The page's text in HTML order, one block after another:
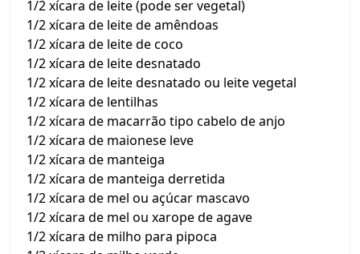
1/2 xícara de leite (pode ser vegetal)
1/2 xícara de leite de amêndoas
1/2 xícara de leite de coco
1/2 xícara de leite desnatado
1/2 xícara de leite desnatado ou leite vegetal
1/2 xícara de lentilhas
1/2 xícara de macarrão tipo cabelo de anjo
1/2 xícara de maionese leve
1/2 xícara de manteiga
1/2 xícara de manteiga derretida
1/2 xícara de mel ou açúcar mascavo
1/2 xícara de mel ou xarope de agave
1/2 xícara de milho para pipoca